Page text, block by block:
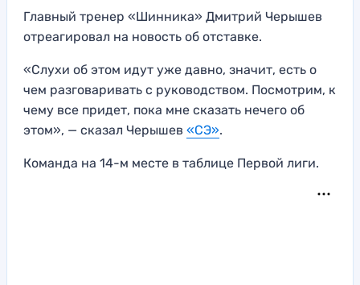
Главный тренер «Шинника» Дмитрий Черышев
отреагировал на новость об отставке.
«Слухи об этом идут уже давно, значит, есть о
чем разговаривать с руководством. Посмотрим, к
чему все придет, пока мне сказать нечего об
этом», — сказал Черышев «СЭ».
Команда на 14-м месте в таблице Первой лиги.